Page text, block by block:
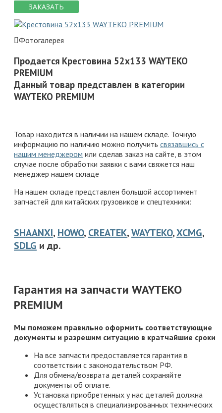
ЗАКАЗАТЬ
Фотогалерея
Продается Крестовина 52x133 WAYTEKO
PREMIUM
Данный товар представлен в категории
WAYTEKO PREMIUM
Товар находится в наличии на нашем складе. Точную
информацию по наличию можно получить связавшись с
нашим менеджером или сделав заказ на сайте, в этом
случае после обработки заявки с вами свяжется наш
менеджер нашем складе
На нашем складе представлен большой ассортимент
запчастей для китайских грузовиков и спецтехники:
SHAANXI, HOWO, CREATEK,WAYTEKO,XCMG,
SDLG и др.
Гарантия на запчасти WAYTEKO
PREMIUM
Мы поможем правильно оформить соответствующие
документы и разрешим ситуацию в кратчайшие сроки
На все запчасти предоставляется гарантия в
соответствии с законодательством РФ.
Для обмена/возврата деталей сохраняйте
документы об оплате.
Установка приобретенных у нас деталей должна
осуществляться в специализированных технических